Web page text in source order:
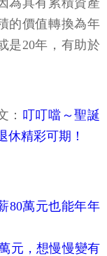
為具有累積資產
的價值轉換為年
是20年，有助於
： 叮叮噹～聖誕
休精彩可期！
80萬元也能年年
元，想慢慢變有